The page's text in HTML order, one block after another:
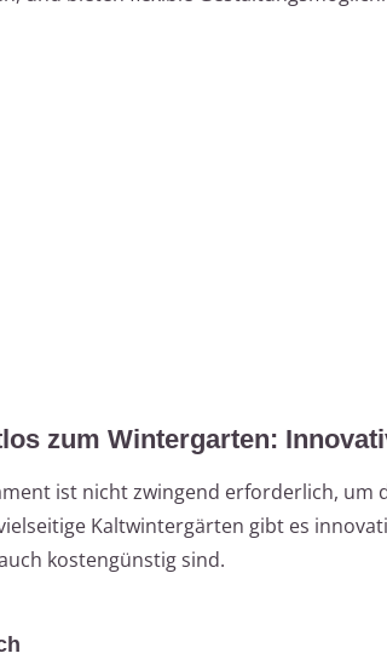
zum Wintergarten:
ist nicht zwingend erforderlich, um
Kaltwintergärten gibt es
kostengünstig sind.